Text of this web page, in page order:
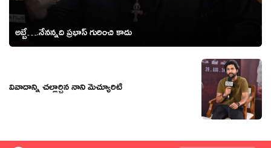
అబ్బే….నేనన్నది ప్రభాస్ గురించి కాదు
వివాదాన్ని చల్లార్చిన నాని మెచ్యూరిటీ